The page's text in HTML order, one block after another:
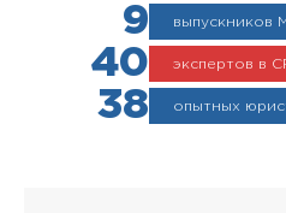
9 выпускников
40 экспертов в
38 опытных